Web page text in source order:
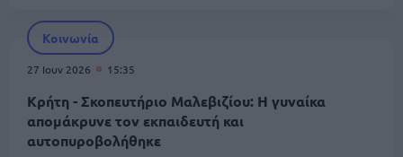
Κοινωνία
27 Ιουν 2026 15:35
Κρήτη - Σκοπευτήριο Μαλεβιζίου: Η γυναίκα
απομάκρυνε τον εκπαιδευτή και
αυτοπυροβολήθηκε